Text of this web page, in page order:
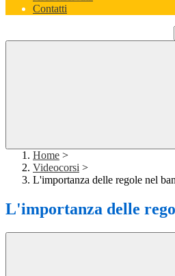
Contatti
Home >
Videocorsi >
L'importanza delle regole nel
L'importanza delle